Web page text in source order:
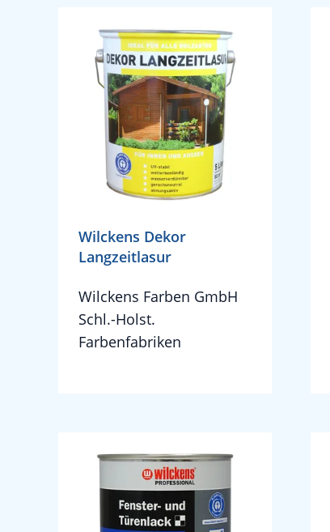
Wilckens Dekor
Langzeitlasur
Wilckens Farben GmbH
Schl.-Holst.
Farbenfabriken